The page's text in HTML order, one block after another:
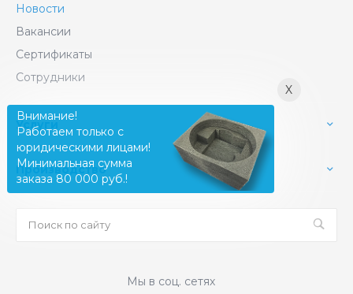
Новости
Вакансии
Сертификаты
Сотрудники
Услуги
Производство
Мы в соц. сетях
X
Внимание!
Работаем только с
юридическими лицами!
Минимальная сумма
заказа 80 000 руб.!